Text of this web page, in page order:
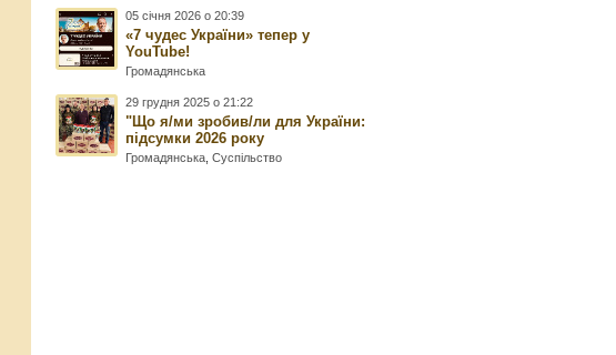
05 січня 2026 о 20:39
«7 чудес України» тепер у
YouTube!
Громадянська
29 грудня 2025 о 21:22
"Що я/ми зробив/ли для України:
підсумки 2026 року
Громадянська ,Суспільство